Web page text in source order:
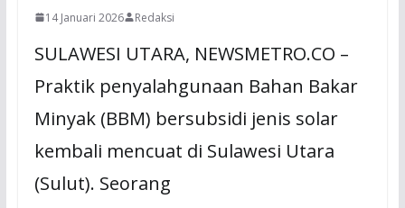
14 Januari 2026 Redaksi
SULAWESI UTARA, NEWSMETRO.CO –
Praktik penyalahgunaan Bahan Bakar
Minyak (BBM) bersubsidi jenis solar
kembali mencuat di Sulawesi Utara
(Sulut). Seorang